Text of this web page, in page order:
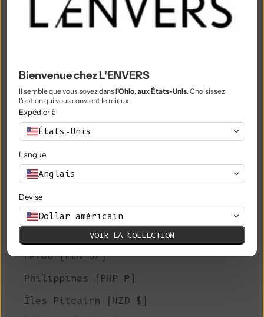
Nigeria (NGN ₦)
Niue (NZD $)
Macédoine du Nord (MKD ден)
Norvège (EUR €)
Oman (EUR €)
Pakistan (PKR ₨)
Territoires palestiniens (ILS ₪)
Papouasie-Nouvelle-Guinée (PGK K)
Paraguay (PYG ₲)
Pérou (PEN S/)
Philippines (PHP ₱)
Îles Pitcairn (NZD $)
Bienvenue chez L'ENVERS
Il semble que vous soyez dansl'Ohio, aux États-Unis. Choisissez
l'option qui vous convient le mieux :
Expédier à
États-Unis
Langue
Anglais
Devise
Dollar américain
VOIR LA COLLECTION